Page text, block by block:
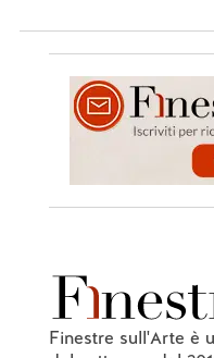
Finestre sull'Arte è